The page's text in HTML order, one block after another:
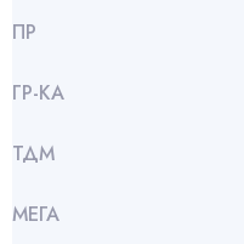
ПР
ГР-КА
ТДМ
МЕГА